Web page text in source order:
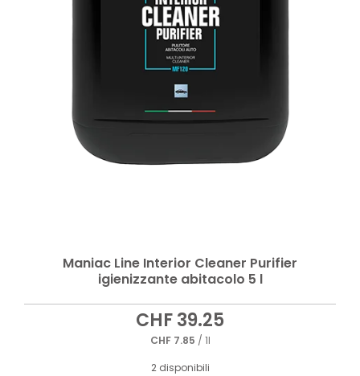
Maniac Line Interior Cleaner Purifier
igienizzante abitacolo 5 l
CHF39.25
CHF7.85 / 1l
2 disponibili